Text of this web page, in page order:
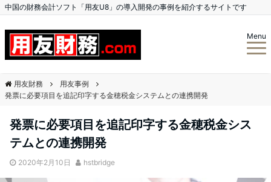
中国の財務会計ソフト「用友U8」の導入開発の事例を紹介するサイトです
Menu
用友財務
用友事例
発票に必要項目を追記印字する金穂税金システムとの連携開発
発票に必要項目を追記印字する金穂税金シス
テムとの連携開発
2020年2月10日 hstbridge